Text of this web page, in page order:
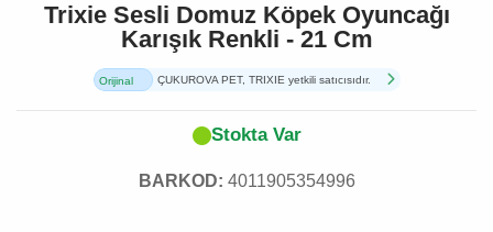
Trixie Sesli Domuz Köpek Oyuncağı
Karışık Renkli - 21 Cm
Orijinal
ÇUKUROVA PET, TRIXIE yetkili satıcısıdır.
Stokta Var
BARKOD: 4011905354996